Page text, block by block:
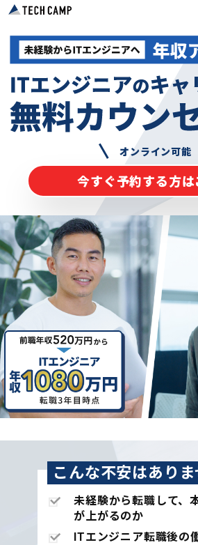
オンライン可能
今すぐ予約する方は
こんな不安はありま
未経験から転職して、
が上がるのか
ITエンジニア転職後の